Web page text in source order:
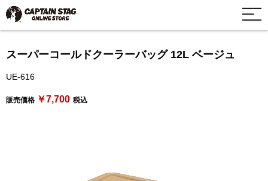
スーパーコールドクーラーバッグ 12L ベージュ
UE-616
販売価格 ￥7,700 税込